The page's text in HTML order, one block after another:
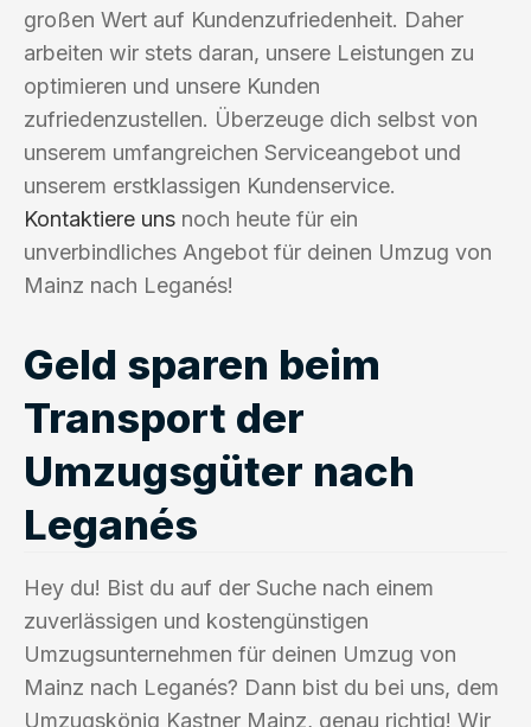
großen Wert auf Kundenzufriedenheit. Daher
arbeiten wir stets daran, unsere Leistungen zu
optimieren und unsere Kunden
zufriedenzustellen. Überzeuge dich selbst von
unserem umfangreichen Serviceangebot und
unserem erstklassigen Kundenservice.
Kontaktiere uns noch heute für ein
unverbindliches Angebot für deinen Umzug von
Mainz nach Leganés!
Geld sparen beim
Transport der
Umzugsgüter nach
Leganés
Hey du! Bist du auf der Suche nach einem
zuverlässigen und kostengünstigen
Umzugsunternehmen für deinen Umzug von
Mainz nach Leganés? Dann bist du bei uns, dem
Umzugskönig Kastner Mainz, genau richtig! Wir